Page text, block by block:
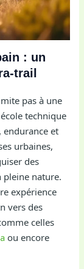
: un
trail
pas à une
technique
endurance et
urbaines,
des
pleine nature.
expérience
vers des
celles
ou encore